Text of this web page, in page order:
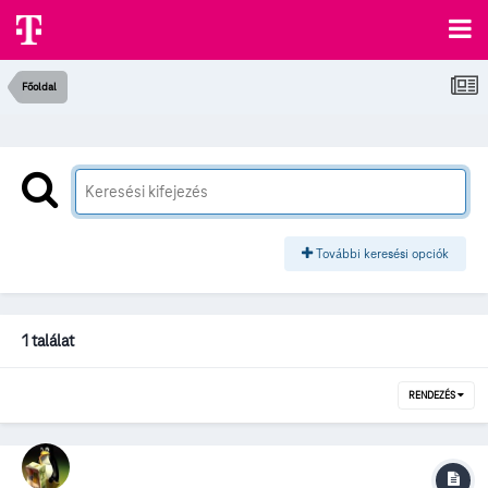
Főoldal
További keresési opciók
1 találat
RENDEZÉS